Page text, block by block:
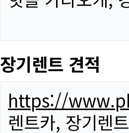
장기렌트 견적
https://
렌트카, 장기렌